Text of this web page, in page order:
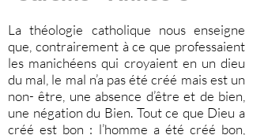
La théologie catholique nous enseigne
que, contrairement à ce que professaient
les manichéens qui croyaient en un dieu
du mal, le mal n’a pas été créé mais est un
non- être, une absence d’être et de bien,
une négation du Bien. Tout ce que Dieu a
créé est bon : l’homme a été créé bon,